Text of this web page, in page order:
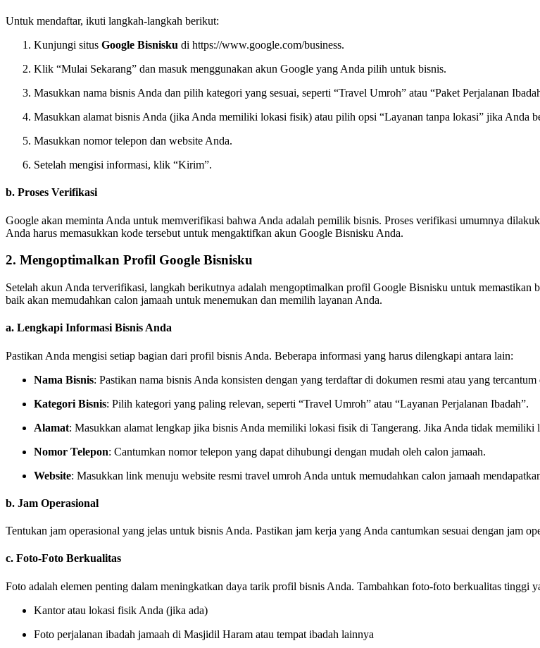
Untuk mendaftar, ikuti langkah-langkah berikut:
Kunjungi situs Google Bisnisku di https://www.google.com/business.
Klik “Mulai Sekarang” dan masuk menggunakan akun Google yang Anda pilih untuk bisnis.
Masukkan nama bisnis Anda dan pilih kategori yang sesuai, seperti “Travel Umroh” atau “Paket Perjalanan
Masukkan alamat bisnis Anda (jika Anda memiliki lokasi fisik) atau pilih opsi “Layanan tanpa lokasi” jika Anda
Masukkan nomor telepon dan website Anda.
Setelah mengisi informasi, klik “Kirim”.
b. Proses Verifikasi
Google akan meminta Anda untuk memverifikasi bahwa Anda adalah pemilik bisnis. Proses verifikasi umumnya
Anda harus memasukkan kode tersebut untuk mengaktifkan akun Google Bisnisku Anda.
2. Mengoptimalkan Profil Google Bisnisku
Setelah akun Anda terverifikasi, langkah berikutnya adalah mengoptimalkan profil Google Bisnisku untuk
baik akan memudahkan calon jamaah untuk menemukan dan memilih layanan Anda.
a. Lengkapi Informasi Bisnis Anda
Pastikan Anda mengisi setiap bagian dari profil bisnis Anda. Beberapa informasi yang harus dilengkapi antara lain:
Nama Bisnis: Pastikan nama bisnis Anda konsisten dengan yang terdaftar di dokumen resmi atau yang
Kategori Bisnis: Pilih kategori yang paling relevan, seperti “Travel Umroh” atau “Layanan Perjalanan Ibadah”.
Alamat: Masukkan alamat lengkap jika bisnis Anda memiliki lokasi fisik di Tangerang. Jika Anda tidak
Nomor Telepon: Cantumkan nomor telepon yang dapat dihubungi dengan mudah oleh calon jamaah.
Website: Masukkan link menuju website resmi travel umroh Anda untuk memudahkan calon jamaah
b. Jam Operasional
Tentukan jam operasional yang jelas untuk bisnis Anda. Pastikan jam kerja yang Anda cantumkan sesuai dengan jam
c. Foto-Foto Berkualitas
Foto adalah elemen penting dalam meningkatkan daya tarik profil bisnis Anda. Tambahkan foto-foto berkualitas tinggi
Kantor atau lokasi fisik Anda (jika ada)
Foto perjalanan ibadah jamaah di Masjidil Haram atau tempat ibadah lainnya